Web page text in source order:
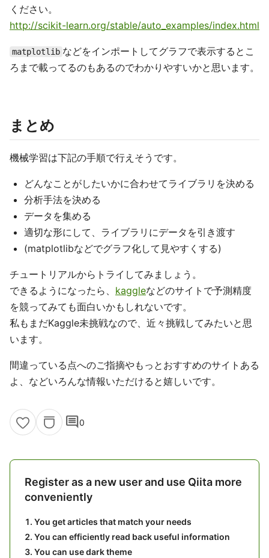
ください。
http://scikit-learn.org/stable/auto_examples/index.html
matplotlib などをインポートしてグラフで表示するとこ
ろまで載ってるのもあるのでわかりやすいかと思います。
まとめ
機械学習は下記の手順で行えそうです。
どんなことがしたいかに合わせてライブラリを決める
分析手法を決める
データを集める
適切な形にして、ライブラリにデータを引き渡す
(matplotlibなどでグラフ化して見やすくする)
チュートリアルからトライしてみましょう。
できるようになったら、 kaggleなどのサイトで予測精度
を競ってみても面白いかもしれないです。
私もまだKaggle未挑戦なので、近々挑戦してみたいと思
います。
間違っている点へのご指摘やもっとおすすめのサイトある
よ、などいろんな情報いただけると嬉しいです。
comment0
Register as a new user and use Qiita more
conveniently
You get articles that match your needs
You can efficiently read back useful information
You can use dark theme